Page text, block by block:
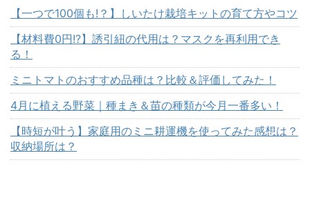
【一つで100個も!？】しいたけ栽培キットの育て方やコツ
【材料費0円!?】誘引紐の代用は？マスクを再利用でき
る！
ミニトマトのおすすめ品種は？比較＆評価してみた！
4月に植える野菜｜種まき＆苗の種類が今月一番多い！
【時短が叶う】家庭用のミニ耕運機を使ってみた感想は？
収納場所は？